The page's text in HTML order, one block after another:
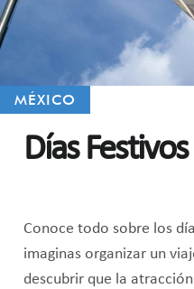
MÉXICO
Días
Conoce todo sobre los
imaginas organizar un
descubrir que la